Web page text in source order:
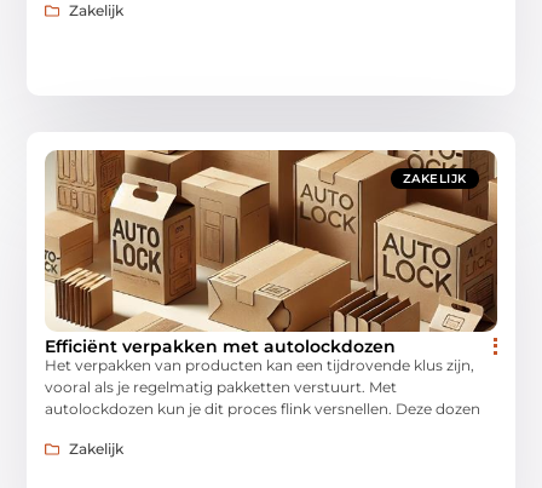
Zakelijk
ZAKELIJK
Efficiënt verpakken met autolockdozen
Het verpakken van producten kan een tijdrovende klus zijn,
vooral als je regelmatig pakketten verstuurt. Met
autolockdozen kun je dit proces flink versnellen. Deze dozen
Zakelijk